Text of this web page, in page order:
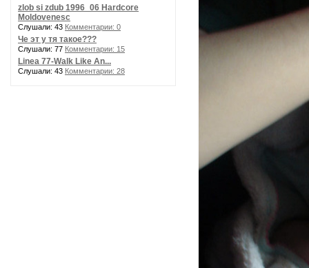
zlob si zdub 1996_06 Hardcore
Moldovenesc
Слушали: 43 Комментарии: 0
Че эт у тя такое???
Слушали: 77 Комментарии: 15
Linea 77-Walk Like An...
Слушали: 43 Комментарии: 28